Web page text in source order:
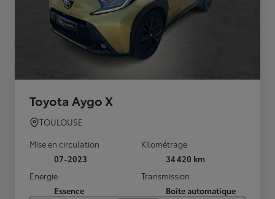
Toyota Aygo X
TOULOUSE
Mise en circulation
07-2023
Kilométrage
34 420 km
Energie
Essence
Transmission
Boîte automatique